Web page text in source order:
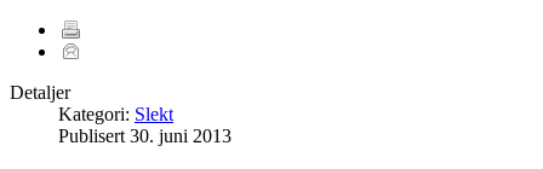
Detaljer
Kategori: Slekt
Publisert 30. juni 2013